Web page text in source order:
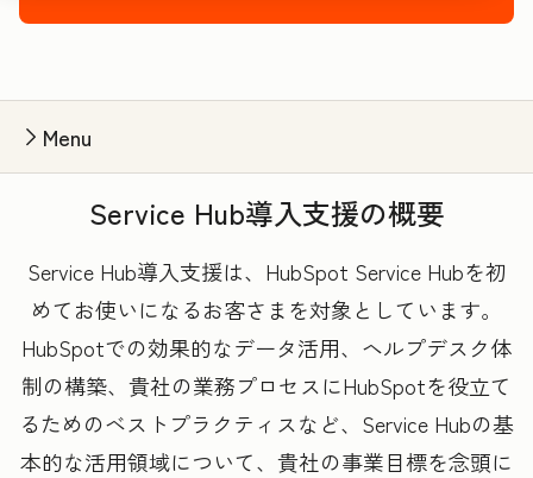
Menu
Service Hub導入支援の概要
Service Hub導入支援は、HubSpot Service Hubを初
めてお使いになるお客さまを対象としています。
HubSpotでの効果的なデータ活用、ヘルプデスク体
制の構築、貴社の業務プロセスにHubSpotを役立て
るためのベストプラクティスなど、Service Hubの基
本的な活用領域について、貴社の事業目標を念頭に